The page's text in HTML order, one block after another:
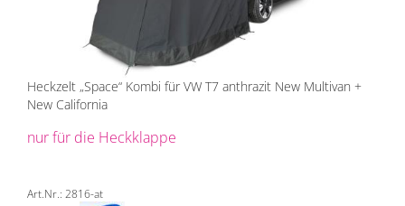
Heckzelt „Space“ Kombi für VW T7 anthrazit New Multivan +
New California
nur für die Heckklappe
Art.Nr.: 2816-at